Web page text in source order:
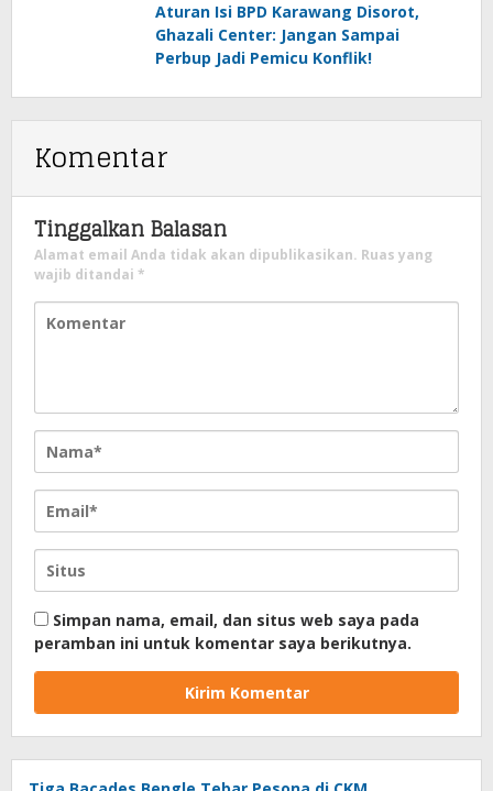
Aturan Isi BPD Karawang Disorot,
Ghazali Center: Jangan Sampai
Perbup Jadi Pemicu Konflik!
Komentar
Tinggalkan Balasan
Alamat email Anda tidak akan dipublikasikan. Ruas yang
wajib ditandai *
Simpan nama, email, dan situs web saya pada
peramban ini untuk komentar saya berikutnya.